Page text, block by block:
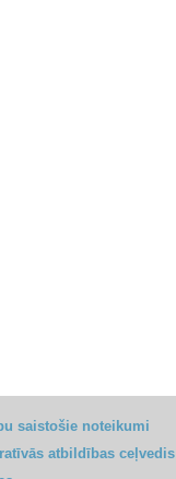
saistošie noteikumi
atbildības ceļvedis